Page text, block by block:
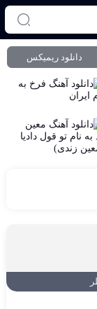
دانلود ریمیکس